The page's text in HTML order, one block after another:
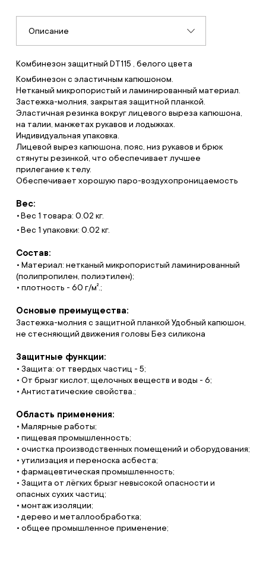
Описание
Комбинезон защитный DT115 , белого цвета
Комбинезон с эластичным капюшоном.
Нетканый микропористый и ламинированный материал.
Застежка-молния, закрытая защитной планкой.
Эластичная резинка вокруг лицевого выреза капюшона,
на талии, манжетах рукавов и лодыжках.
Индивидуальная упаковка.
Лицевой вырез капюшона, пояс, низ рукавов и брюк
стянуты резинкой, что обеспечивает лучшее
прилегание к телу.
Обеспечивает хорошую паро-воздухопроницаемость
Вес:
Вес 1 товара: 0.02 кг.
Вес 1 упаковки: 0.02 кг.
Состав:
• Материал: нетканый микропористый ламинированный
(полипропилен, полиэтилен);
• плотность - 60 г/м².;
Основые преимущества:
Застежка-молния с защитной планкой Удобный капюшон,
не стесняющий движения головы Без силикона
Защитные функции:
• Защита: от твердых частиц - 5;
• От брызг кислот, щелочных веществ и воды - 6;
• Антистатические свойства.;
Область применения:
• Малярные работы;
• пищевая промышленность;
• очистка производственных помещений и оборудования;
• утилизация и переноска асбеста;
• фармацевтическая промышленность;
• Защита от лёгких брызг невысокой опасности и
опасных сухих частиц;
• монтаж изоляции;
• дерево и металлообработка;
• общее промышленное применение;